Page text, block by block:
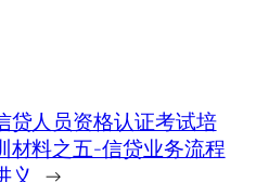
贷人员资格认证考试培
材料之五-信贷业务流程
义 →